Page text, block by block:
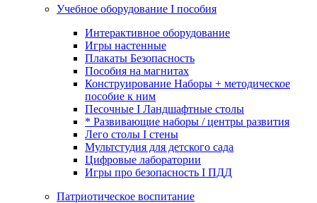
Учебное оборудование I пособия
Интерактивное оборудование
Игры настенные
Плакаты Безопасность
Пособия на магнитах
Конструирование Наборы + методическое
пособие к ним
Песочные I Ландшафтные столы
* Развивающие наборы / центры развития
Лего столы I стены
Мультстудия для детского сада
Цифровые лаборатории
Игры про безопасность I ПДД
Патриотическое воспитание